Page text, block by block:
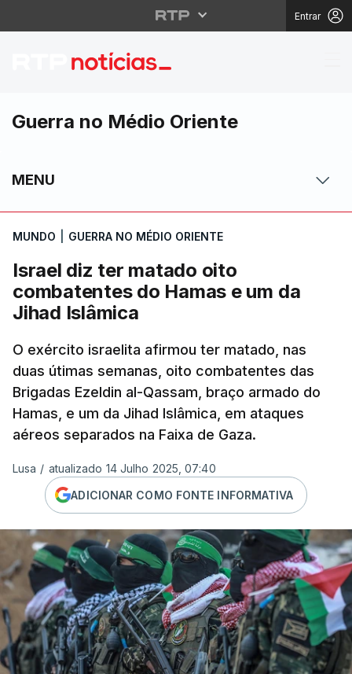
Entrar
Israel diz ter matado
Guerra no Médio Oriente
MENU
MUNDO GUERRA NO MÉDIO ORIENTE
Israel diz ter matado oito
combatentes do Hamas e um da
Jihad Islâmica
O exército israelita afirmou ter matado, nas
duas útimas semanas, oito combatentes das
Brigadas Ezeldin al-Qassam, braço armado do
Hamas, e um da Jihad Islâmica, em ataques
aéreos separados na Faixa de Gaza.
Lusa / atualizado 14 Julho 2025, 07:40
ADICIONAR COMO FONTE INFORMATIVA